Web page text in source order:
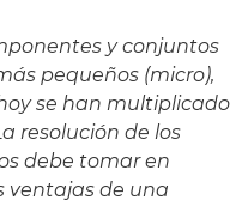
y conjuntos
pequeños (micro),
se han multiplicado
resolución de los
debe tomar en
ventajas de una